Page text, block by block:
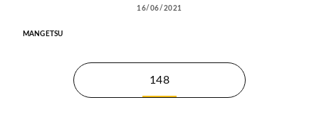
16/06/2021
MANGETSU
148